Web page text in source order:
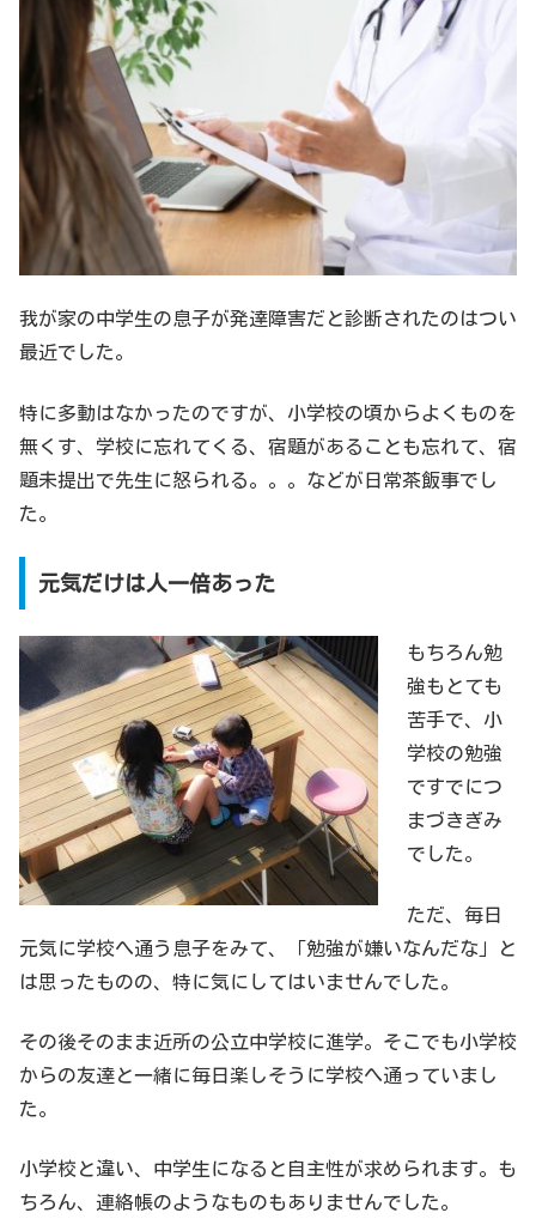
我が家の中学生の息子が発達障害だと診断されたのはつい
最近でした。
特に多動はなかったのですが、小学校の頃からよくものを
無くす、学校に忘れてくる、宿題があることも忘れて、宿
題未提出で先生に怒られる。。。などが日常茶飯事でし
た。
元気だけは人一倍あった
もちろん勉
強もとても
苦手で、小
学校の勉強
ですでにつ
まづきぎみ
でした。
ただ、毎日
元気に学校へ通う息子をみて、「勉強が嫌いなんだな」と
は思ったものの、特に気にしてはいませんでした。
その後そのまま近所の公立中学校に進学。そこでも小学校
からの友達と一緒に毎日楽しそうに学校へ通っていまし
た。
小学校と違い、中学生になると自主性が求められます。も
ちろん、連絡帳のようなものもありませんでした。